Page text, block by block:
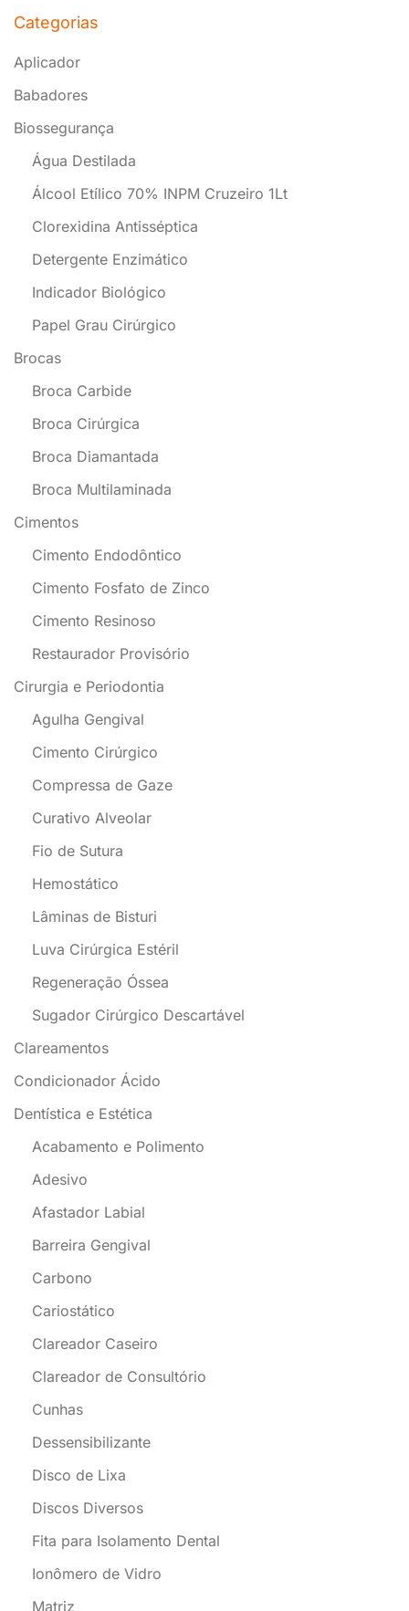
Categorias
Aplicador
Babadores
Biossegurança
Água Destilada
Álcool Etílico 70% INPM Cruzeiro 1Lt
Clorexidina Antisséptica
Detergente Enzimático
Indicador Biológico
Papel Grau Cirúrgico
Brocas
Broca Carbide
Broca Cirúrgica
Broca Diamantada
Broca Multilaminada
Cimentos
Cimento Endodôntico
Cimento Fosfato de Zinco
Cimento Resinoso
Restaurador Provisório
Cirurgia e Periodontia
Agulha Gengival
Cimento Cirúrgico
Compressa de Gaze
Curativo Alveolar
Fio de Sutura
Hemostático
Lâminas de Bisturi
Luva Cirúrgica Estéril
Regeneração Óssea
Sugador Cirúrgico Descartável
Clareamentos
Condicionador Ácido
Dentística e Estética
Acabamento e Polimento
Adesivo
Afastador Labial
Barreira Gengival
Carbono
Cariostático
Clareador Caseiro
Clareador de Consultório
Cunhas
Dessensibilizante
Disco de Lixa
Discos Diversos
Fita para Isolamento Dental
Ionômero de Vidro
Matriz